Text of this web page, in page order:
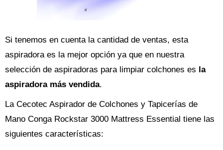
Si tenemos en cuenta la cantidad de ventas, esta
aspiradora es la mejor opción ya que en nuestra
selección de aspiradoras para limpiar colchones es la
aspiradora más vendida.
La Cecotec Aspirador de Colchones y Tapicerías de
Mano Conga Rockstar 3000 Mattress Essential tiene las
siguientes características: